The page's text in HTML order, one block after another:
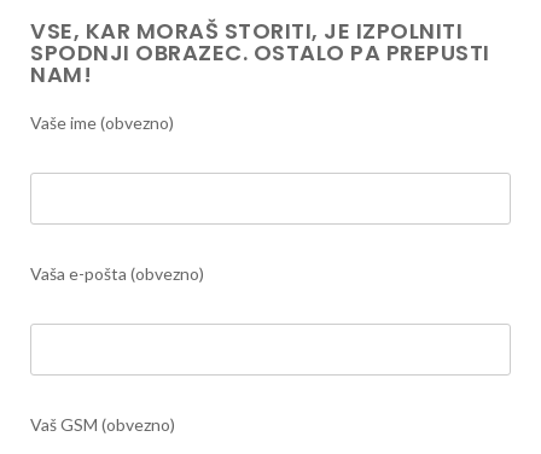
VSE, KAR MORAŠ STORITI, JE IZPOLNITI
SPODNJI OBRAZEC. OSTALO PA PREPUSTI
NAM!
Vaše ime (obvezno)
Vaša e-pošta (obvezno)
Vaš GSM (obvezno)